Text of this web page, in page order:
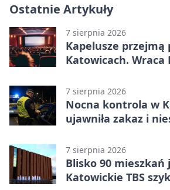
Ostatnie Artykuły
7 sierpnia 2026
Kapelusze
Katowicach. Wraca
7 sierpnia 2026
Nocna kontrola w
ujawniła zakaz i
7 sierpnia 2026
Blisko 90 mieszkań
Katowickie TBS